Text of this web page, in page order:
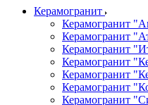
Керамогранит
Керамогранит
Керамогранит
Керамогранит
Керамогранит
Керамогранит
Керамогранит
Керамогранит